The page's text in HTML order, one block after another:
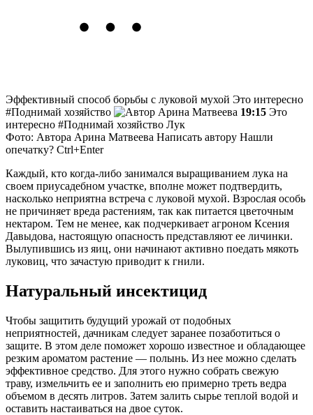
Эффективный способ борьбы с луковой мухой Это интересно
#Поднимай хозяйство
Арина Матвеева 19:15 Это
интересно #Поднимай хозяйство Лук
Фото: Автора Арина Матвеева Написать автору Нашли
опечатку? Ctrl+Enter
Каждый, кто когда-либо занимался выращиванием лука на
своем приусадебном участке, вполне может подтвердить,
насколько неприятна встреча с луковой мухой. Взрослая особь
не причиняет вреда растениям, так как питается цветочным
нектаром. Тем не менее, как подчеркивает агроном Ксения
Давыдова, настоящую опасность представляют ее личинки.
Вылупившись из яиц, они начинают активно поедать мякоть
луковиц, что зачастую приводит к гнили.
Натуральный инсектицид
Чтобы защитить будущий урожай от подобных
неприятностей, дачникам следует заранее позаботиться о
защите. В этом деле поможет хорошо известное и обладающее
резким ароматом растение — полынь. Из нее можно сделать
эффективное средство. Для этого нужно собрать свежую
траву, измельчить ее и заполнить ею примерно треть ведра
объемом в десять литров. Затем залить сырье теплой водой и
оставить настаиваться на двое суток.